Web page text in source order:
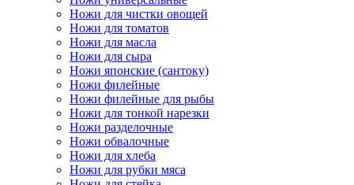
Ножи для чистки овощей
Ножи для томатов
Ножи для масла
Ножи для сыра
Ножи японские (сантоку)
Ножи филейные
Ножи филейные для рыбы
Ножи для тонкой нарезки
Ножи разделочные
Ножи обвалочные
Ножи для хлеба
Ножи для рубки мяса